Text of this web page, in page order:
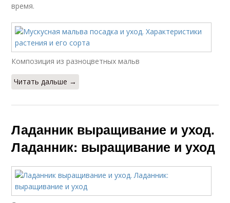
время.
Композиция из разноцветных мальв
Читать дальше →
Ладанник выращивание и уход.
Ладанник: выращивание и уход